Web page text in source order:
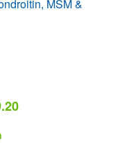
MSM &